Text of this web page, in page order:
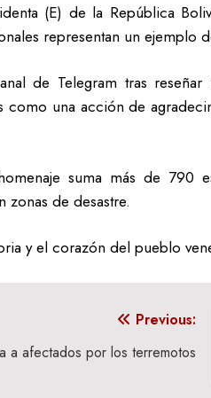
(E) de la República
representan un ejemplo
de Telegram tras
como una acción de
suma más de 790
zonas de desastre.
y el corazón del pueblo
Previous:
a afectados por los terremotos